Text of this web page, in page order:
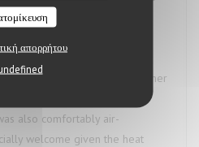
απορρήτου
needed to change the
start. The food was
and the waiter’s
pairing was spot on. My partner
agreed our dishes were
also comfortably air-
welcome given the heat